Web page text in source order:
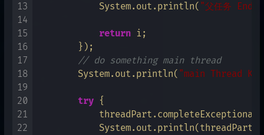
13
14
15
16
17
18
19
20
21
22
            System.out.println(
"父任务
return i;
        });
// do something main thread
        System.out.println(
"main Thread
try {